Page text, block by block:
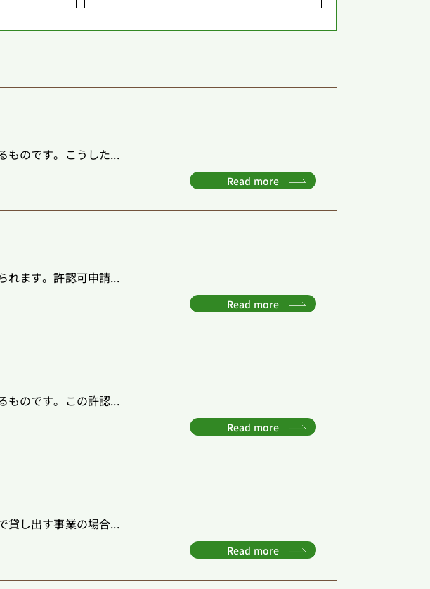
ものです。こうした...
Read more
れます。許認可申請...
Read more
ものです。この許認...
Read more
貸し出す事業の場合...
Read more